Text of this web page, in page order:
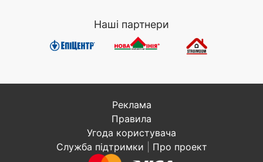
Наші партнери
Реклама
Правила
Угода користувача
Служба підтримки
Про проект